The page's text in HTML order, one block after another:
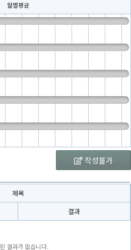
월별평균
작성불가
제목
결과
결과가 없습니다.